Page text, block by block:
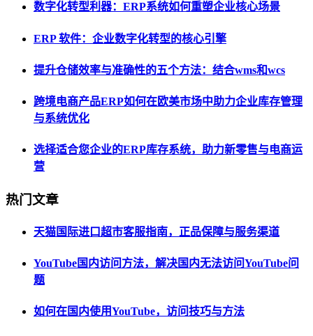
数字化转型利器：ERP系统如何重塑企业核心场景
ERP 软件：企业数字化转型的核心引擎
提升仓储效率与准确性的五个方法：结合wms和wcs
跨境电商产品ERP如何在欧美市场中助力企业库存管理
与系统优化
选择适合您企业的ERP库存系统，助力新零售与电商运
营
热门文章
天猫国际进口超市客服指南，正品保障与服务渠道
YouTube国内访问方法，解决国内无法访问YouTube问
题
如何在国内使用YouTube，访问技巧与方法